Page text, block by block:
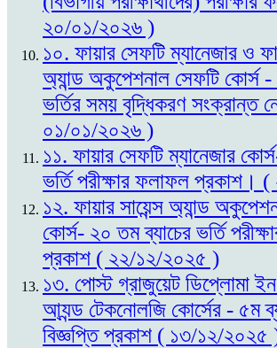
২০/০১/২০২৬ )
১০. ফায়ার সেফটি ম্যানেজার ও
অ্যান্ড অকুপেশনাল সেফটি কোর্স
ভর্তির সময় বৃদ্ধিকরণ সংক্রান্ত
০১/০১/২০২৬ )
১১. ফায়ার সেফটি ম্যানেজার
ভর্তি পরীক্ষার ফলাফল
১২. ফায়ার সায়েন্স অ্যান্ড
কোর্স- ২০ তম ব্যাচের ভর্তি
প্রকাশ ( ২২/১২/২০২৫ )
১৩. পোস্ট গ্রাজুয়েট ডিপ্লোমা ইন
আ্যন্ড টেকনোলজি কোর্সের - ৫ম
বিজ্ঞপ্তি প্রকাশ ( ১৩/১২/২০২৫